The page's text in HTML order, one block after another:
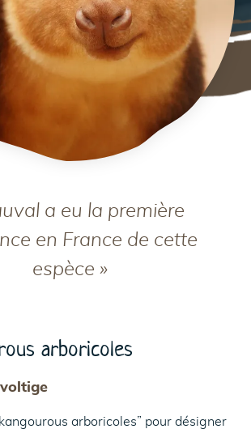
a eu la première
en France de cette
espèce »
arboricoles
voltige
arboricoles” pour désigner